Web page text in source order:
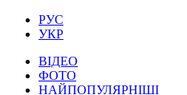
РУС
УКР
ВІДЕО
ФОТО
НАЙПОПУЛЯРНІШІ